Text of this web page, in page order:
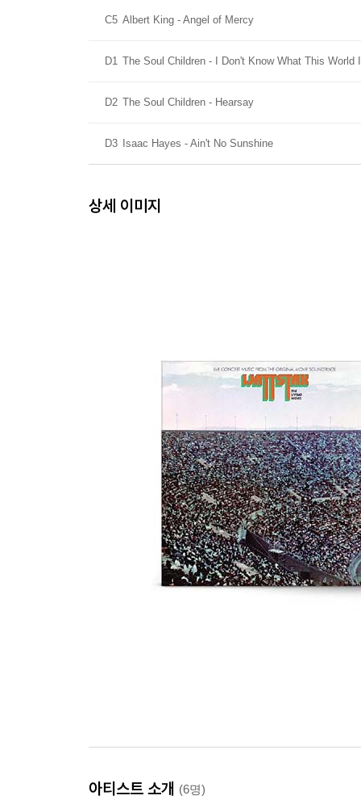
C5 Albert King - Angel of Mercy
D1 The Soul Children - I Don't Know What This World
D2 The Soul Children - Hearsay
D3 Isaac Hayes - Ain't No Sunshine
상세 이미지
아티스트 소개 (6명)